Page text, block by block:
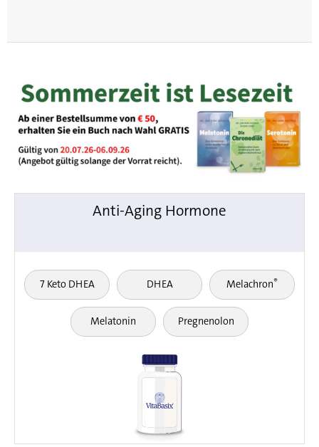
Anti-Aging Hormone
7 Keto DHEA DHEA Melachron®
Melatonin Pregnenolon